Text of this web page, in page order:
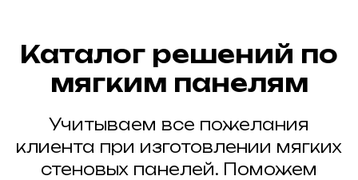
Каталог решений по
мягким панелям
Учитываем все пожелания
клиента при изготовлении мягких
стеновых панелей. Поможем